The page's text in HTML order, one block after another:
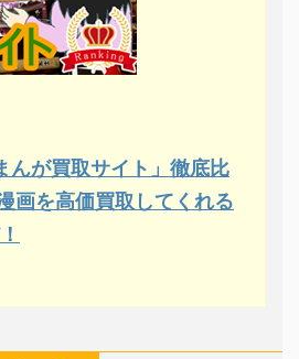
んが買取サイト」徹底比
画を高価買取してくれる